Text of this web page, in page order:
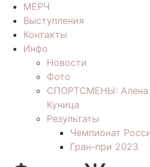
МЕРЧ
Выступления
Контакты
Инфо
Новости
Фото
СПОРТСМЕНЫ: Алена
Куница
Результаты
Чемпионат
Гран-при 2023